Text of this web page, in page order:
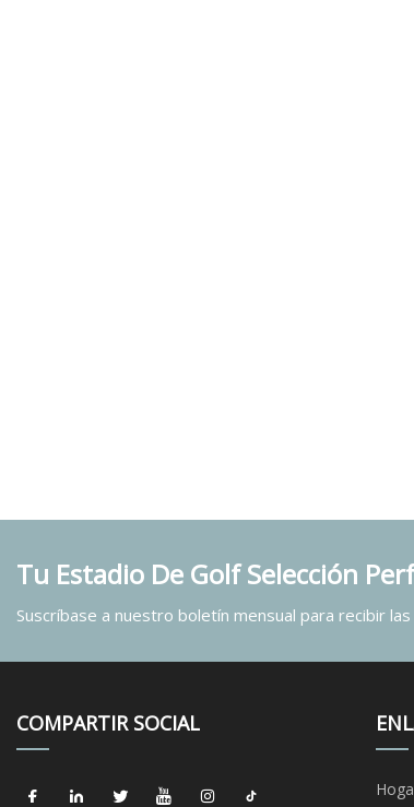
Tu Estadio De Golf Selección
Suscríbase a nuestro boletín mensual para recibir
COMPARTIR SOCIAL